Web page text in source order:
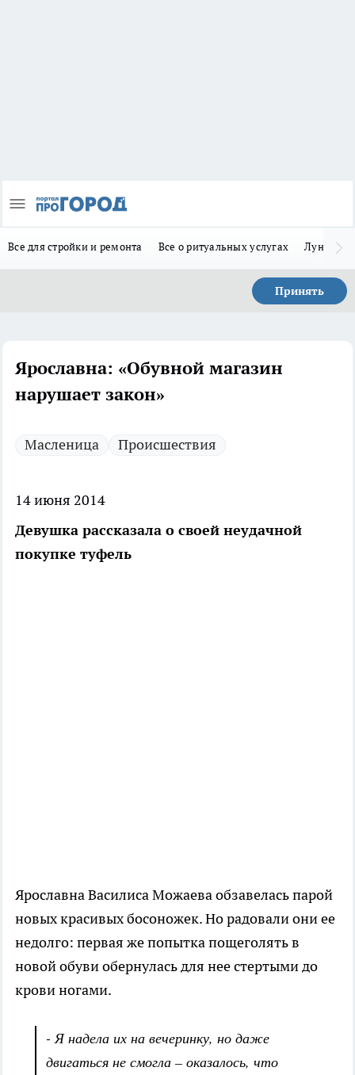
Все для стройки и ремонта Все о ритуальных услугах Лунно-
Принять
Ярославна: «Обувной магазин
нарушает закон»
Масленица Происшествия
14 июня 2014
Девушка рассказала о своей неудачной
покупке туфель
Ярославна Василиса Можаева обзавелась парой
новых красивых босоножек. Но радовали они ее
недолго: первая же попытка пощеголять в
новой обуви обернулась для нее стертыми до
крови ногами.
- Я надела их на вечеринку, но даже
двигаться не смогла – оказалось, что